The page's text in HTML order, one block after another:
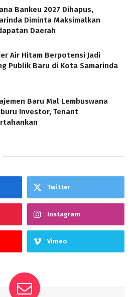
Bankeu 2027 Dihapus,
Diminta Maksimalkan
Daerah
Air Hitam Berpotensi Jadi
Publik Baru di Kota Samarinda
Baru Mal Lembuswana
Investor, Tenant
Twitter
Instagram
Vimeo